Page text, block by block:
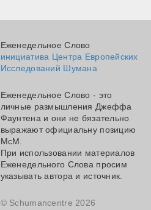
Еженедельное Слово
инициатива Центра Европейских
Исследований Шумана
Еженедельное Слово - это
личные размышления Джеффа
Фаунтена и они не бязательно
выражают официальну позицию
МсМ.
При использовании материалов
Еженедельного Слова просим
указывать автора и источник.
© Schumancentre 2026